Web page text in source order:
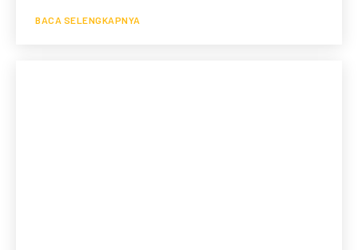
BACA SELENGKAPNYA